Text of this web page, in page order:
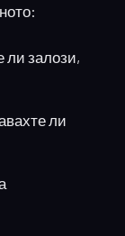
ли залози,
ли